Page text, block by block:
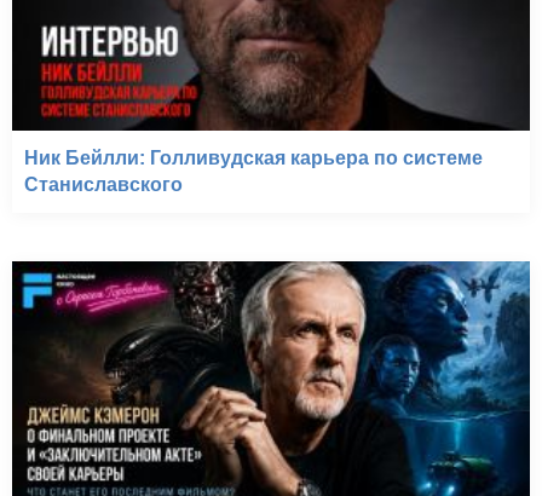
Ник Бейлли: Голливудская карьера по системе
Станиславского